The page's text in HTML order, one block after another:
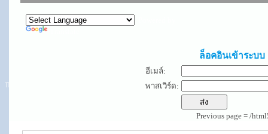
ล็อคอินเข้าระบบ
อีเมล์:
พาสเวิร์ด:
Previous page = /